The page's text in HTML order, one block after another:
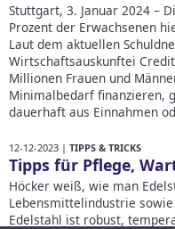
Stuttgart, 3. Januar 2024 –
Prozent der Erwachsenen
Laut dem aktuellen
Wirtschaftsauskunftei
Millionen Frauen und
Minimalbedarf finanzieren,
dauerhaft aus Einnahmen
12-12-2023 | TIPPS & TRICKS
Tipps für Pflege,
Höcker weiß, wie man
Lebensmittelindustrie
Edelstahl ist robust,